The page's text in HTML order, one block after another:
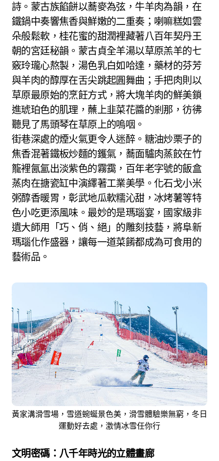
詩。蒙古族餡餅以蕎麥為弦，牛羊肉為韻，在
鐵鍋中奏響焦香與鮮嫩的二重奏；喇嘛糕如雲
朵般鬆軟，桂花蜜的甜潤裡藏著八百年契丹王
朝的宮廷秘韻。蒙古貞全羊湯以草原羔羊的七
竅玲瓏心熬製，湯色乳白如哈達，藥材的芬芳
與羊肉的醇厚在舌尖跳起圓舞曲；手把肉則以
草原最原始的烹飪方式，將大塊羊肉的鮮美鎖
進琥珀色的肌理，蘸上韭菜花醬的剎那，彷彿
聽見了馬頭琴在草原上的嗚咽。
街巷深處的煙火氣更令人迷醉。糖油炒栗子的
焦香混著鐵板炒麵的鑊氣，蕎面驢肉蒸餃在竹
籠裡氤氳出淡紫色的霧靄，百年老字號的飯盒
蒸肉在搪瓷缸中演繹著工業美學。化石戈小米
粥醇香暖胃，彰武地瓜軟糯沁甜，冰烤薯等特
色小吃更添風味。最妙的是瑪瑙宴，國家級非
遺大師用「巧、俏、絕」的雕刻技藝，將阜新
瑪瑙化作盛器，讓每一道菜餚都成為可食用的
藝術品。
黃家溝滑雪場，雪道蜿蜒景色美，滑雪體驗樂無窮，冬日
運動好去處，激情冰雪任你行
文明密碼：八千年時光的立體畫廊